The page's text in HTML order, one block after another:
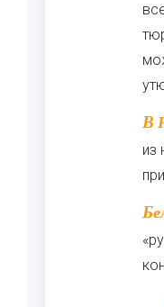
В России до начала XVII в. утюги были не в ходу, одежда не гладилась. Рубахи и порты
из
Белье наматывалось на скалку, после чего несколько раз тщательно прокатывалось